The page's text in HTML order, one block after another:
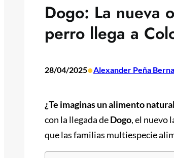
Dogo: La nueva
perro llega a
28/04/2025•Alexander Peña
¿Te imaginas un alimento
con la llegada deDogo, el nuevo
que las familias multiespecie